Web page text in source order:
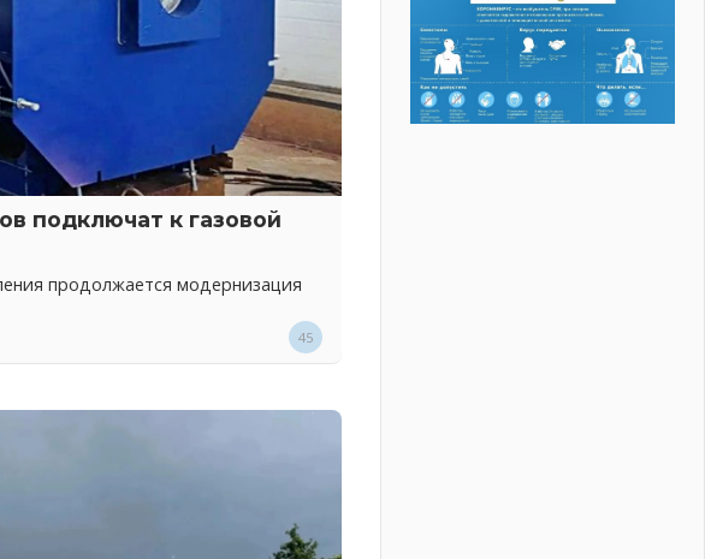
подключат к газовой
продолжается модернизация
45